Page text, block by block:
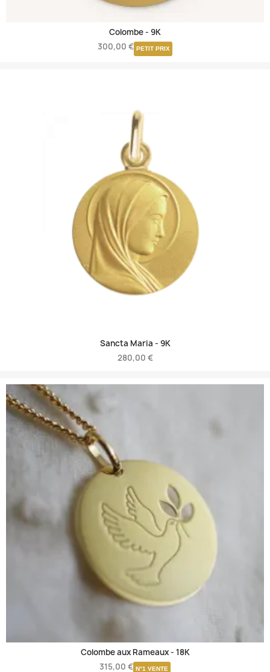
Colombe - 9K
300,00 € PETIT PRIX
Sancta Maria - 9K
280,00 €
Colombe aux Rameaux - 18K
315,00 € N°1 VENTE